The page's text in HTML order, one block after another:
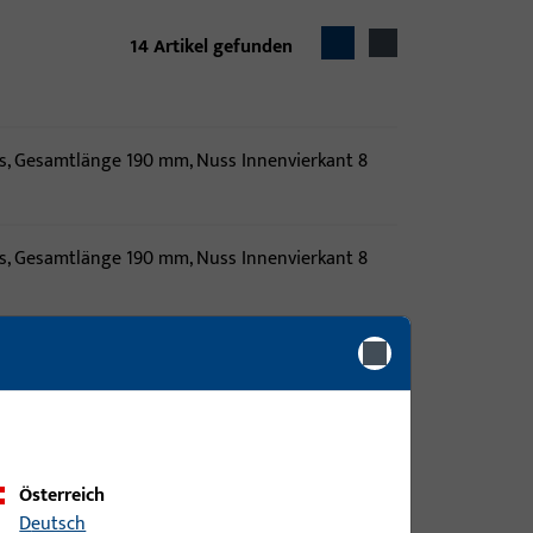
14Artikel gefunden
Gesamtlänge 190 mm, Nuss Innenvierkant 8
Gesamtlänge 190 mm, Nuss Innenvierkant 8
Gesamtlänge 190 mm, Nuss Innenvierkant 8
Österreich
Deutsch